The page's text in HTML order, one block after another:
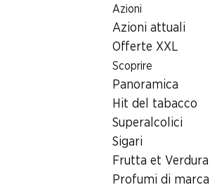
Azioni
Azioni attuali
Offerte XXL
Scoprire
Panoramica
Hit del tabacco
Superalcolici
Sigari
Frutta et Verdura
Profumi di marca
Ricerca di filiale
3960 Sierre
Info liquidazione
Scarica il PDF